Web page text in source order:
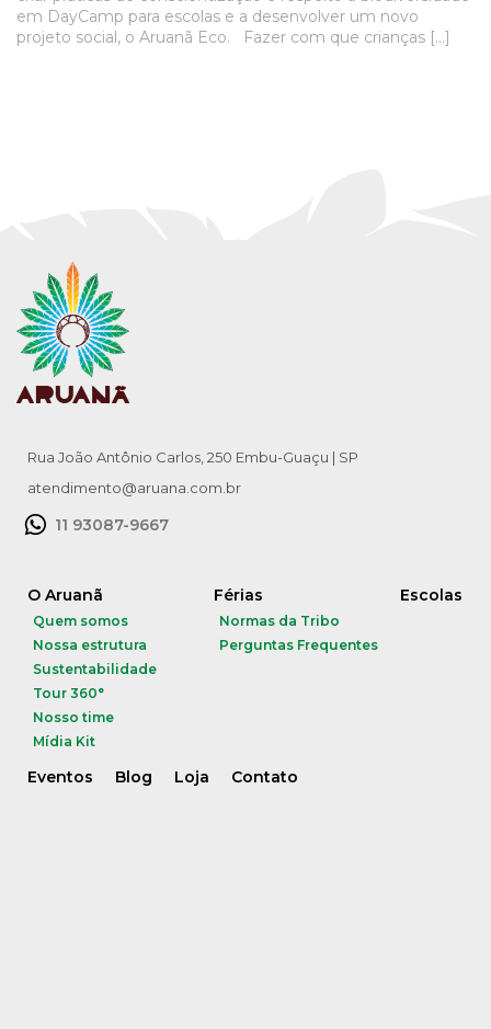
em DayCamp para escolas e a desenvolver um novo
projeto social, o Aruanã Eco. Fazer com que crianças […]
Rua João Antônio Carlos, 250 Embu-Guaçu | SP
atendimento@aruana.com.br
11 93087-9667
O Aruanã
Quem somos
Nossa estrutura
Sustentabilidade
Tour 360°
Nosso time
Mídia Kit
Férias
Normas da Tribo
Perguntas Frequentes
Escolas
Eventos Blog Loja Contato